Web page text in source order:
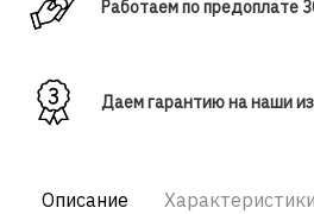
Работаем по предоплате
Даем гарантию на наши
Описание Характеристики